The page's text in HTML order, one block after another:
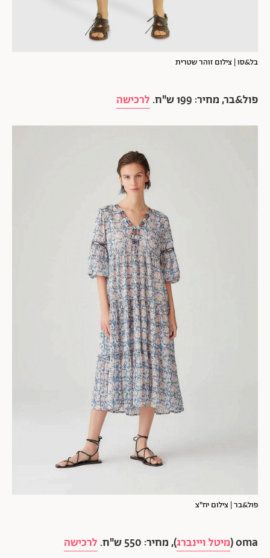
בל&סו | צילום זוהר שטרית
פול&בר, מחיר: 199 ש"ח. לרכישה
פול&בר | צילום יח"צ
oma ( מיטל ויינברג), מחיר: 550 ש"ח. לרכישה